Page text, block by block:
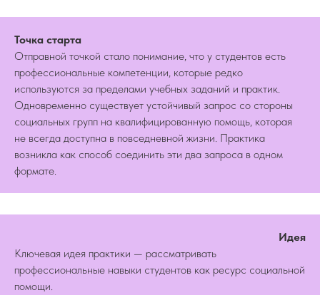
Точка старта
Отправной точкой стало понимание, что у студентов есть
профессиональные компетенции, которые редко
используются за пределами учебных заданий и практик.
Одновременно существует устойчивый запрос со стороны
социальных групп на квалифицированную помощь, которая
не всегда доступна в повседневной жизни. Практика
возникла как способ соединить эти два запроса в одном
формате.
Идея
Ключевая идея практики — рассматривать
профессиональные навыки студентов как ресурс социальной
помощи.